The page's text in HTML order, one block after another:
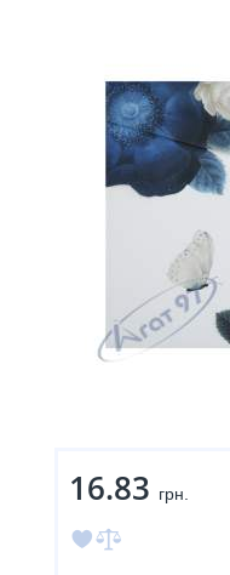
16.83 грн.